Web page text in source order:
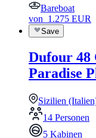
Bareboat
von 1.275 EUR
Save
Dufour 48
Paradise
Sizilien
14 Personen
5 Kabinen